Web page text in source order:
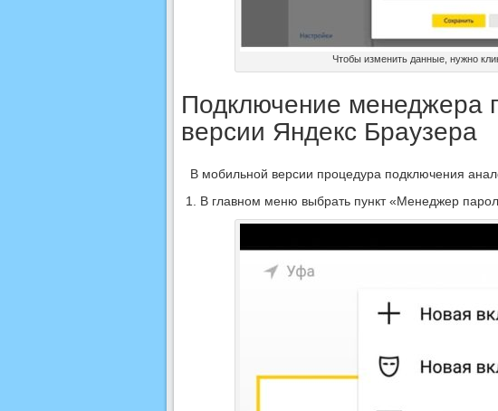
Чтобы изменить данные, нужно
Подключение менеджера
версии Яндекс Браузера
В мобильной версии процедура подключения
В главном меню выбрать пункт «Менеджер